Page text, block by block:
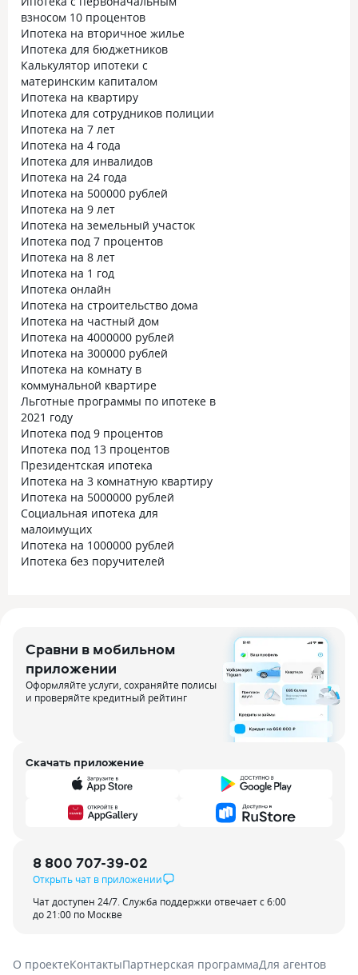
взносом 10 процентов
Ипотека на вторичное жилье
Ипотека для бюджетников
Калькулятор ипотеки с
материнским капиталом
Ипотека на квартиру
Ипотека для сотрудников полиции
Ипотека на 7 лет
Ипотека на 4 года
Ипотека для инвалидов
Ипотека на 24 года
Ипотека на 500000 рублей
Ипотека на 9 лет
Ипотека на земельный участок
Ипотека под 7 процентов
Ипотека на 8 лет
Ипотека на 1 год
Ипотека онлайн
Ипотека на строительство дома
Ипотека на частный дом
Ипотека на 4000000 рублей
Ипотека на 300000 рублей
Ипотека на комнату в
коммунальной квартире
Льготные программы по ипотеке в
2021 году
Ипотека под 9 процентов
Ипотека под 13 процентов
Президентская ипотека
Ипотека на 3 комнатную квартиру
Ипотека на 5000000 рублей
Социальная ипотека для
малоимущих
Ипотека на 1000000 рублей
Ипотека без поручителей
Сравни в мобильном
приложении
Оформляйте услуги, сохраняйте полисы
и проверяйте кредитный рейтинг
Скачать приложение
8 800 707-39-02
Открыть чат в приложении
Чат доступен 24/7. Служба поддержки отвечает с 6:00
до 21:00 по Москве
О проектеКонтактыПартнерская программаДля агентов